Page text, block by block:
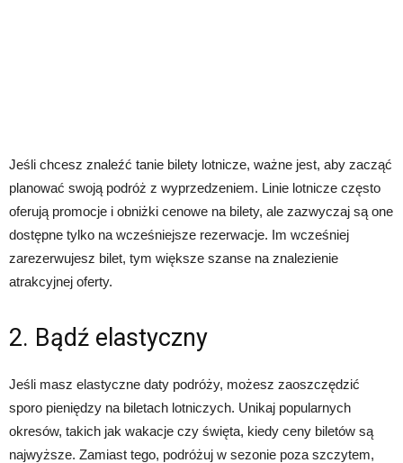
Jeśli chcesz znaleźć tanie bilety lotnicze, ważne jest, aby zacząć
planować swoją podróż z wyprzedzeniem. Linie lotnicze często
oferują promocje i obniżki cenowe na bilety, ale zazwyczaj są one
dostępne tylko na wcześniejsze rezerwacje. Im wcześniej
zarezerwujesz bilet, tym większe szanse na znalezienie
atrakcyjnej oferty.
2. Bądź elastyczny
Jeśli masz elastyczne daty podróży, możesz zaoszczędzić
sporo pieniędzy na biletach lotniczych. Unikaj popularnych
okresów, takich jak wakacje czy święta, kiedy ceny biletów są
najwyższe. Zamiast tego, podróżuj w sezonie poza szczytem,